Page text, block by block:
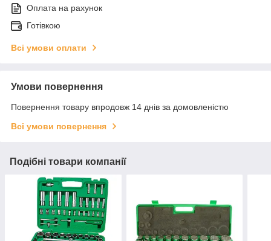
Оплата на рахунок
Готівкою
Всі умови оплати
Умови повернення
Повернення товару впродовж 14 днів за домовленістю
Всі умови повернення
Подібні товари компанії